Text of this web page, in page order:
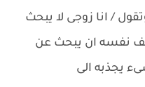
/ انا زوجى لا يبحث
نفسه ان يبحث عن
يجذبه الى